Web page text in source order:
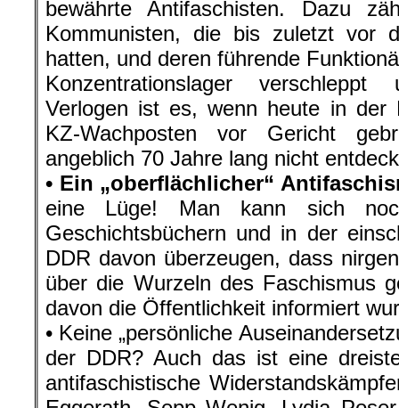
bewährte Antifaschisten. Dazu
Kommunisten, die bis zuletzt vor
hatten, und deren führende
Konzentrationslager
Verlogen ist es, wenn heute in der
KZ-Wachposten vor Gericht
angeblich 70 Jahre lang nicht
• Ein „oberflächlicher“
eine Lüge! Man kann sich
Geschichtsbüchern und in der
DDR davon überzeugen, dass
über die Wurzeln des Faschismus
davon die Öffentlichkeit informiert
• Keine „persönliche
der DDR? Auch das ist eine
antifaschistische